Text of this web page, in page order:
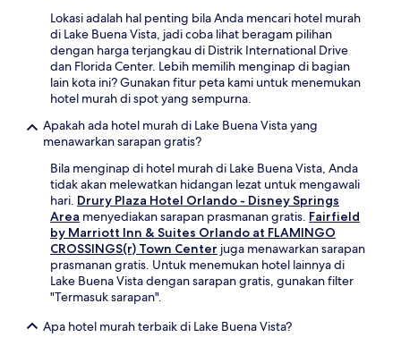
Lokasi adalah hal penting bila Anda mencari hotel murah
di Lake Buena Vista, jadi coba lihat beragam pilihan
dengan harga terjangkau di Distrik International Drive
dan Florida Center. Lebih memilih menginap di bagian
lain kota ini? Gunakan fitur peta kami untuk menemukan
hotel murah di spot yang sempurna.
Apakah ada hotel murah di Lake Buena Vista yang
menawarkan sarapan gratis?
Bila menginap di hotel murah di Lake Buena Vista, Anda
tidak akan melewatkan hidangan lezat untuk mengawali
hari. Drury Plaza Hotel Orlando - Disney Springs
Area menyediakan sarapan prasmanan gratis. Fairfield
by Marriott Inn & Suites Orlando at FLAMINGO
CROSSINGS(r) Town Center juga menawarkan sarapan
prasmanan gratis. Untuk menemukan hotel lainnya di
Lake Buena Vista dengan sarapan gratis, gunakan filter
"Termasuk sarapan".
Apa hotel murah terbaik di Lake Buena Vista?